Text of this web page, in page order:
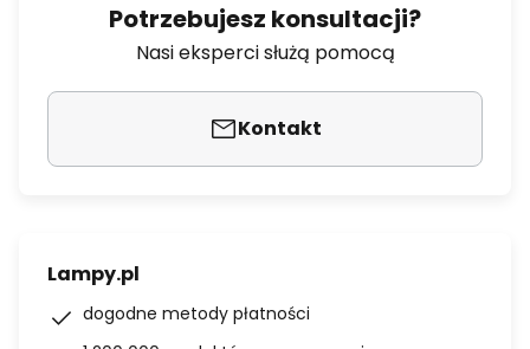
Potrzebujesz konsultacji?
Nasi eksperci służą pomocą
Kontakt
Lampy.pl
dogodne metody płatności